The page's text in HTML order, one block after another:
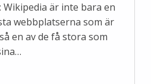
är inte bara en
webbplatserna som är
en av de få stora som